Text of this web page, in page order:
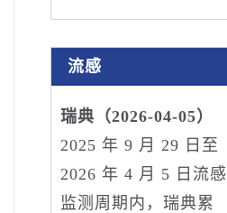
流感
瑞典（2026-04-05）
2025 年 9 月 29 日至
2026 年 4 月 5 日流感
监测周期内，瑞典累